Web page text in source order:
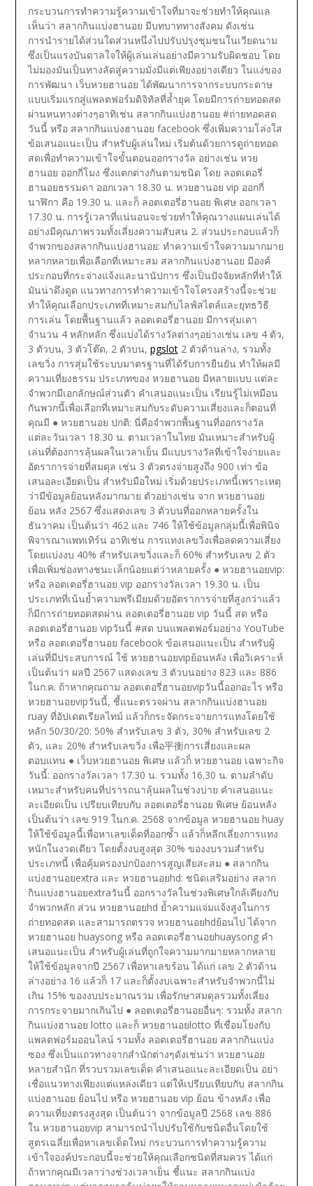
กระบวนการทำความรู้ความเข้าใจที่มาจะช่วยทำให้คุณแล
เห็นว่า สลากกินแบ่งฮานอย มีบทบาททางสังคม ดังเช่น
การนำรายได้ส่วนใดส่วนหนึ่งไปปรับปรุงชุมชนในเวียดนาม
ซึ่งเป็นแรงบันดาลใจให้ผู้เล่นเล่นอย่างมีความรับผิดชอบ โดย
ไม่มองมันเป็นทางลัดสู่ความมั่งมีแต่เพียงอย่างเดียว ในแง่ของ
การพัฒนา เว็บหวยฮานอย ได้พัฒนาการจากระบบกระดาษ
แบบเริ่มแรกสู่แพลตฟอร์มดิจิทัลที่ล้ำยุค โดยมีการถ่ายทอดสด
ผ่านหนทางต่างๆอาทิเช่น สลากกินแบ่งฮานอย #ถ่ายทอดสด
วันนี้ หรือ สลากกินแบ่งฮานอย facebook ซึ่งเพิ่มความโล่งใส
ข้อเสนอแนะเป็น สำหรับผู้เล่นใหม่ เริ่มต้นด้วยการดูถ่ายทอด
สดเพื่อทำความเข้าใจขั้นตอนออกรางวัล อย่างเช่น หวย
ฮานอย ออกกี่โมง ซึ่งแตกต่างกันตามชนิด โดย ลอตเตอรี่
ฮานอยธรรมดา ออกเวลา 18.30 น. หวยฮานอย vip ออกกี่
นาฬิกา คือ 19.30 น. และก็ ลอตเตอรี่ฮานอย พิเศษ ออกเวลา
17.30 น. การรู้เวลาที่แน่นอนจะช่วยทำให้คุณวางแผนเล่นได้
อย่างมีคุณภาพรวมทั้งเลี่ยงความสับสน 2. ส่วนประกอบแล้วก็
จำพวกของสลากกินแบ่งฮานอย: ทำความเข้าใจความมากมาย
หลากหลายเพื่อเลือกที่เหมาะสม สลากกินแบ่งฮานอย มีองค์
ประกอบที่กระจ่างแจ้งและนานัปการ ซึ่งเป็นปัจจัยหลักที่ทำให้
มันน่าดึงดูด แนวทางการทำความเข้าใจโครงสร้างนี้จะช่วย
ทำให้คุณเลือกประเภทที่เหมาะสมกับไลฟ์สไตล์และยุทธวิธี
การเล่น โดยพื้นฐานแล้ว ลอตเตอรี่ฮานอย มีการสุ่มเดา
จำนวน 4 หลักหลัก ซึ่งแบ่งได้รางวัลต่างๆอย่างเช่น เลข 4 ตัว,
3 ตัวบน, 3 ตัวโต๊ด, 2 ตัวบน, pgslot2 ตัวด้านล่าง, รวมทั้ง
เลขวิ่ง การสุ่มใช้ระบบมาตรฐานที่ได้รับการยืนยัน ทำให้ผลมี
ความเที่ยงธรรม ประเภทของ หวยฮานอย มีหลายแบบ แต่ละ
จำพวกมีเอกลักษณ์ส่วนตัว คำเสนอแนะเป็น เรียนรู้ไม่เหมือน
กันพวกนี้เพื่อเลือกที่เหมาะสมกับระดับความเสี่ยงและก็ตอนที่
คุณมี ● หวยฮานอย ปกติ: นี่คือจำพวกพื้นฐานที่ออกรางวัล
แต่ละวันเวลา 18.30 น. ตามเวลาในไทย มันเหมาะสำหรับผู้
เล่นที่ต้องการลุ้นผลในเวลาเย็น มีแบบรางวัลที่เข้าใจง่ายและ
อัตราการจ่ายที่สมดุล เช่น 3 ตัวตรงจ่ายสูงถึง 900 เท่า ข้อ
เสนอละเอียดเป็น สำหรับมือใหม่ เริ่มด้วยประเภทนี้เพราะเหตุ
ว่ามีข้อมูลย้อนหลังมากมาย ตัวอย่างเช่น จาก หวยฮานอย
ย้อน หลัง 2567 ซึ่งแสดงเลข 3 ตัวบนที่ออกหลายครั้งใน
ธันวาคม เป็นต้นว่า 462 และ 746 ให้ใช้ข้อมูลกลุ่มนี้เพื่อพินิจ
พิจารณาแพทเทิร์น อาทิเช่น การแทงเลขวิ่งเพื่อลดความเสี่ยง
โดยแบ่งงบ 40% สำหรับเลขวิ่งและก็ 60% สำหรับเลข 2 ตัว
เพื่อเพิ่มช่องทางชนะเล็กน้อยแต่ว่าหลายครั้ง ● หวยฮานอยvip:
หรือ ลอตเตอรี่ฮานอย vip ออกรางวัลเวลา 19.30 น. เป็น
ประเภทที่เน้นย้ำความพรีเมียมด้วยอัตราการจ่ายที่สูงกว่าแล้ว
ก็มีการถ่ายทอดสดผ่าน ลอตเตอรี่ฮานอย vip วันนี้ สด หรือ
ลอตเตอรี่ฮานอย vipวันนี้ #สด บนแพลตฟอร์มอย่าง YouTube
หรือ ลอตเตอรี่ฮานอย facebook ข้อเสนอแนะเป็น สำหรับผู้
เล่นที่มีประสบการณ์ ใช้ หวยฮานอยvipย้อนหลัง เพื่อวิเคราะห์
เป็นต้นว่า ผลปี 2567 แสดงเลข 3 ตัวบนอย่าง 823 และ 886
ในก.ค. ถ้าหากคุณถาม ลอตเตอรี่ฮานอยvipวันนี้ออกอะไร หรือ
หวยฮานอยvipวันนี้, ชี้แนะตรวจผ่าน สลากกินแบ่งฮานอย
ruay ที่อัปเดตเรียลไทม์ แล้วก็กระจัดกระจายการแทงโดยใช้
หลัก 50/30/20: 50% สำหรับเลข 3 ตัว, 30% สำหรับเลข 2
ตัว, และ 20% สำหรับเลขวิ่ง เพื่อ平衡การเสี่ยงและผล
ตอบแทน ● เว็บหวยฮานอย พิเศษ แล้วก็ หวยฮานอย เฉพาะกิจ
วันนี้: ออกรางวัลเวลา 17.30 น. รวมทั้ง 16.30 น. ตามลำดับ
เหมาะสำหรับคนที่ปรารถนาลุ้นผลในช่วงบ่าย คำเสนอแนะ
ละเอียดเป็น เปรียบเทียบกับ ลอตเตอรี่ฮานอย พิเศษ ย้อนหลัง
เป็นต้นว่า เลข 919 ในก.ค. 2568 จากข้อมูล หวยฮานอย huay
ให้ใช้ข้อมูลนี้เพื่อหาเลขเด็ดที่ออกซ้ำ แล้วก็หลีกเลี่ยงการแทง
หนักในงวดเดียว โดยตั้งงบสูงสุด 30% ของงบรวมสำหรับ
ประเภทนี้ เพื่อคุ้มครองปกป้องการสูญเสียสะสม ● สลากกิน
แบ่งฮานอยextra และ หวยฮานอยhd: ชนิดเสริมอย่าง สลาก
กินแบ่งฮานอยextraวันนี้ ออกรางวัลในช่วงพิเศษใกล้เคียงกับ
จำพวกหลัก ส่วน หวยฮานอยhd ย้ำความแจ่มแจ้งสูงในการ
ถ่ายทอดสด และสามารถตรวจ หวยฮานอยhdย้อนไป ได้จาก
หวยฮานอย huaysong หรือ ลอตเตอรี่ฮานอยhuaysong คำ
เสนอแนะเป็น สำหรับผู้เล่นที่ถูกใจความมากมายหลากหลาย
ให้ใช้ข้อมูลจากปี 2567 เพื่อหาเลขร้อน ได้แก่ เลข 2 ตัวด้าน
ล่างอย่าง 16 แล้วก็ 17 และก็ตั้งงบเฉพาะสำหรับจำพวกนี้ไม่
เกิน 15% ของงบประมาณรวม เพื่อรักษาสมดุลรวมทั้งเลี่ยง
การกระจายมากเกินไป ● ลอตเตอรี่ฮานอยอื่นๆ: รวมทั้ง สลาก
กินแบ่งฮานอย lotto และก็ หวยฮานอยlotto ที่เชื่อมโยงกับ
แพลตฟอร์มออนไลน์ รวมทั้ง ลอตเตอรี่ฮานอย สลากกินแบ่ง
ซอง ซึ่งเป็นแถวทางจากสำนักต่างๆดังเช่นว่า หวยฮานอย
หลายสํานัก ที่รวบรวมเลขเด็ด คำเสนอแนะละเอียดเป็น อย่า
เชื่อแนวทางเพียงแต่แหล่งเดียว แต่ให้เปรียบเทียบกับ สลากกิน
แบ่งฮานอย ย้อนไป หรือ หวยฮานอย vip ย้อน ข้างหลัง เพื่อ
ความเที่ยงตรงสูงสุด เป็นต้นว่า จากข้อมูลปี 2568 เลข 886
ใน หวยฮานอยvip สามารถนำไปปรับใช้กับชนิดอื่นโดยใช้
สูตรเฉลี่ยเพื่อหาเลขเด็ดใหม่ กระบวนการทำความรู้ความ
เข้าใจองค์ประกอบนี้จะช่วยให้คุณเลือกชนิดที่สมควร ได้แก่
ถ้าหากคุณมีเวลาว่างช่วงเวลาเย็น ชี้แนะ สลากกินแบ่ง